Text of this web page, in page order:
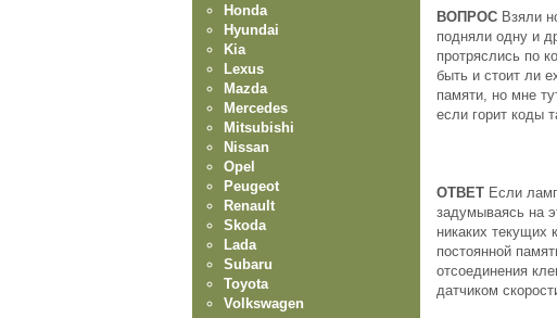
ВОПРОС Взяли
подняли одну и
протряслись по
быть и стоит ли
памяти, но мне
если горит коды
ОТВЕТ Если
задумываясь на
никаких текущих
постоянной
отсоединения
датчиком
Honda
Hyundai
Kia
Lexus
Mazda
Mercedes
Mitsubishi
Nissan
Opel
Peugeot
Renault
Skoda
Lada
Subaru
Toyota
Volkswagen